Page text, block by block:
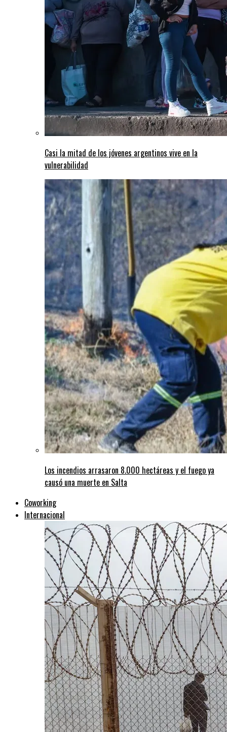
Casi la mitad de los jóvenes argentinos vive en la
vulnerabilidad
Los incendios arrasaron 8.000 hectáreas y el fuego ya
causó una muerte en Salta
Coworking
Internacional